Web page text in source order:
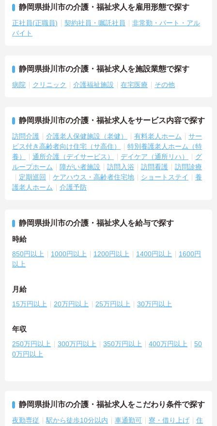
静岡県掛川市の介護・福祉求人を雇用形態で探す
正社員(正職員) 契約社員・嘱託社員
非常勤・パート・アル
バイト
静岡県掛川市の介護・福祉求人を施設業態で探す
病院 クリニック 介護福祉施設 在宅医療 その他
静岡県掛川市の介護・福祉求人をサービス内容で探す
訪問介護 介護老人保健施設（老健） 有料老人ホーム
サー
ビス付き高齢者向け住宅（サ高住）
特別養護老人ホーム（特
養）
通所介護（デイサービス） デイケア（通所リハ）
グ
ループホーム
障がい者施設 訪問入浴 訪問看護
訪問診療
定期巡回
ケアハウス・高齢者住宅地 ショートステイ
養
護老人ホーム
介護予防
静岡県掛川市の介護・福祉求人を給与で探す
時給
850円以上 1000円以上 1200円以上 1400円以上
1600円
以上
月給
15万円以上 20万円以上 25万円以上 30万円以上
年収
250万円以上 300万円以上 350万円以上 400万円以上
50
0万円以上
静岡県掛川市の介護・福祉求人をこだわり条件で探す
夜勤専従 駅から徒歩10分以内 車通勤可 寮・借り上げ
住